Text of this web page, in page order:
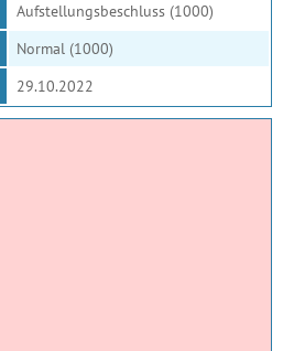
Aufstellungsbeschluss (1000)
Normal (1000)
29.10.2022